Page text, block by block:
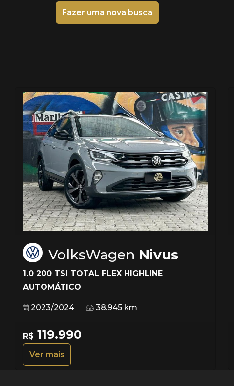
Fazer uma nova busca
VolksWagen Nivus
1.0 200 TSI TOTAL FLEX HIGHLINE
AUTOMÁTICO
2023/2024 38.945 km
R$ 119.990
Ver mais